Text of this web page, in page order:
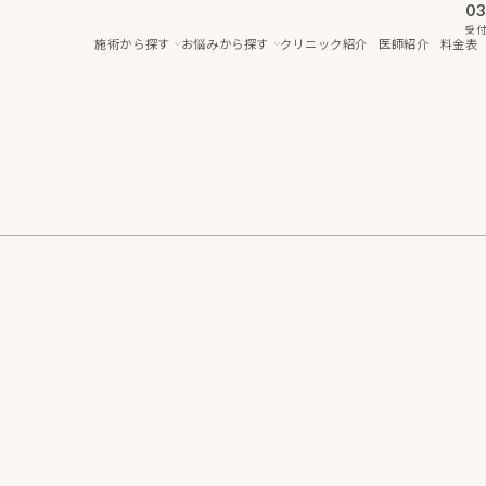
受
施術から探す お悩みから探す クリニック紹介 医師紹介 料金表